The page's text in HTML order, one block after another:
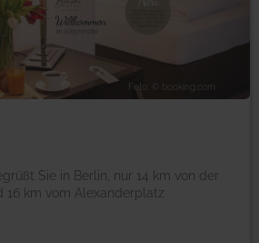
Foto: © booking.com
Sie in Berlin, nur 14 km von der
16 km vom Alexanderplatz